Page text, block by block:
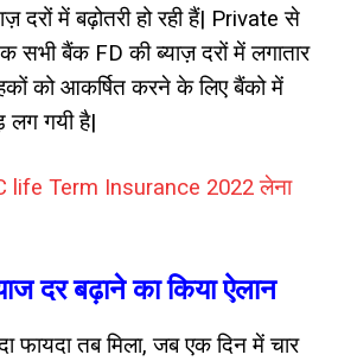
दरों में बढ़ोतरी हो रही हैं| Private से
बैंक FD की ब्याज़ दरों में लगातार
को आकर्षित करने के लिए बैंको में
लग गयी है|
life Term Insurance 2022 लेना
दर बढ़ाने का किया ऐलान
फायदा तब मिला, जब एक दिन में चार